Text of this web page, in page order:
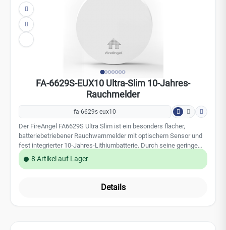
Der FireAngel FA6629S Ultra Slim ist ein besonders flacher,
batteriebetriebener Rauchwarnmelder mit optischem Sensor und
fest integrierter 10-Jahres-Lithiumbatterie. Durch seine geringe
Bauhöhe und das moderne Design fügt er sich unauffällig in
Wohnräume ein und bietet gleichzeitig zuverlässigen Brandschutz.
Komfortfunktionen wie Sleep Easy, Nachtmodus und End-of-Life-
Anzeige sorgen für eine hohe Benutzerfreundlichkeit im täglichen
reduzierter Falschalarmquote Versiegelte Lithiumbatterie mit 10
Jahren Lebensdauer Ultraflaches Design mit nur 23,5 mm
Bauhöhe 85 dB(A) lauter Alarmton zur zuverlässigen Warnung
Sleep Easy Funktion zur temporären Stummschaltung bei
Batteriewarnung Nachtmodus zur Abschaltung der LED-Anzeige
bei DunkelheitTechnische Daten: Sensortechnologie: Optisch
Versorgungsspannung: 3 V DC Batterietyp: Versiegelte
Details